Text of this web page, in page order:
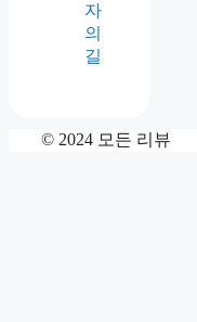
자
의
길
© 2024 모든 리뷰